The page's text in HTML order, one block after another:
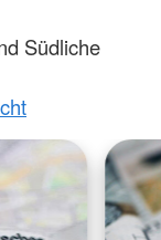
Südliche